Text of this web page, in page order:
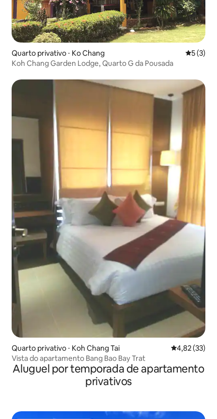
Quarto privativo ⋅ Ko Chang 5 de
5 (3)
Koh Chang Garden Lodge, Quarto G da Pousada
Quarto privativo ⋅ Koh Chang Tai 4,82 de uma
4,82 (33)
Vista do apartamento Bang Bao Bay Trat
Aluguel por temporada de apartamento
privativos